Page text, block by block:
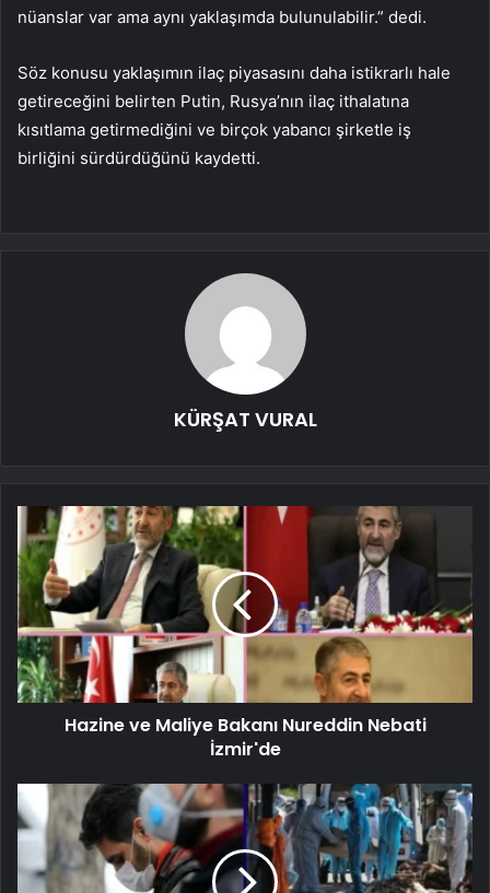
nüanslar var ama aynı yaklaşımda bulunulabilir.” dedi.
Söz konusu yaklaşımın ilaç piyasasını daha istikrarlı hale
getireceğini belirten Putin, Rusya’nın ilaç ithalatına
kısıtlama getirmediğini ve birçok yabancı şirketle iş
birliğini sürdürdüğünü kaydetti.
KÜRŞAT VURAL
Hazine ve Maliye Bakanı Nureddin Nebati
İzmir'de